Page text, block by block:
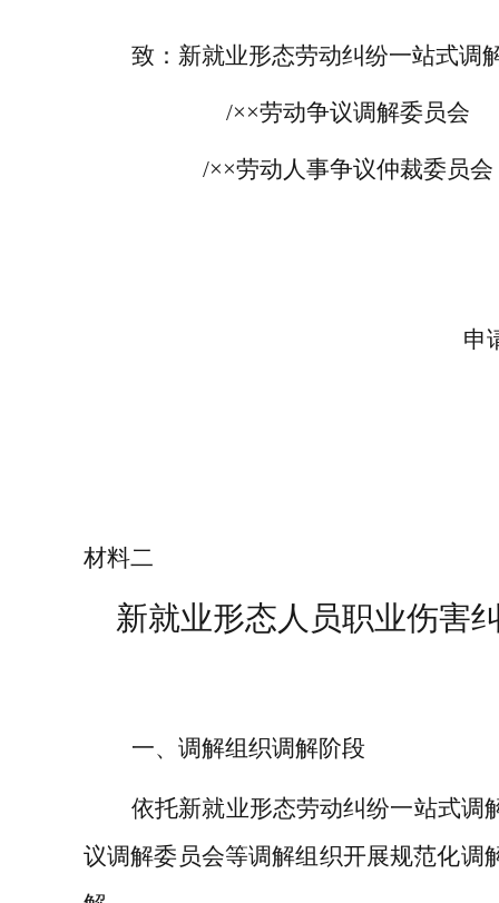
致：新就业形态劳动纠纷一站式调
/××劳动争议调解委员会
/××劳动人事争议仲裁委员会
申
材料二
新就业形态人员职业伤害
一、调解组织调解阶段
依托新就业形态劳动纠纷一站式调
议调解委员会等调解组织开展规范化调